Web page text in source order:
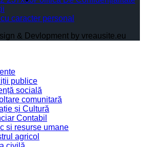
caracter personal
& Devlopment by vreausite.eu
publice
socială
comunitară
și Cultură
Contabil
si resurse umane
agricol